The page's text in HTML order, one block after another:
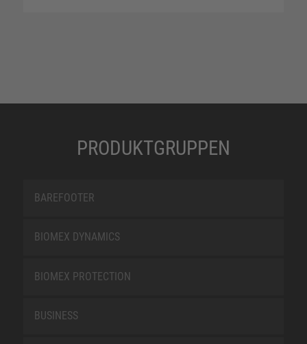
PRODUKTGRUPPEN
BAREFOOTER
BIOMEX DYNAMICS
BIOMEX PROTECTION
BUSINESS